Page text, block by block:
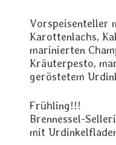
Vorspeisenteller
Karottenlachs,
marinierten
Kräuterpesto,
geröstetem
Frühling!!!
Brennessel-
mit